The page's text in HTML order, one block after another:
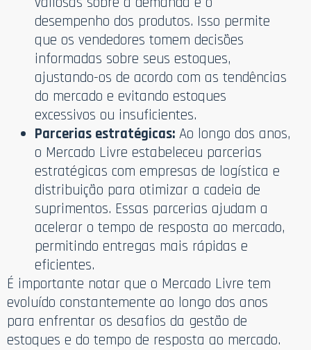
desempenho dos produtos. Isso permite
que os vendedores tomem decisões
informadas sobre seus estoques,
ajustando-os de acordo com as tendências
do mercado e evitando estoques
excessivos ou insuficientes.
Parcerias estratégicas: Ao longo dos anos,
o Mercado Livre estabeleceu parcerias
estratégicas com empresas de logística e
distribuição para otimizar a cadeia de
suprimentos. Essas parcerias ajudam a
acelerar o tempo de resposta ao mercado,
permitindo entregas mais rápidas e
eficientes.
É importante notar que o Mercado Livre tem
evoluído constantemente ao longo dos anos
para enfrentar os desafios da gestão de
estoques e do tempo de resposta ao mercado.